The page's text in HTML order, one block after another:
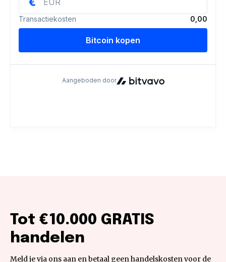
Tot €10.000 GRATIS
handelen
Meld je via ons aan en betaal geen handelskosten voor de